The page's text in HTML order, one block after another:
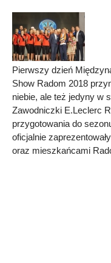
Pierwszy dzień
Show Radom 2018
niebie, ale też jedyny w
Zawodniczki E.Leclerc
przygotowania do
oficjalnie
oraz mieszkańcami